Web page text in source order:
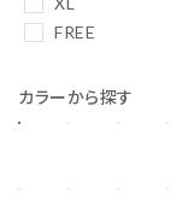
FREE
カラーから探す